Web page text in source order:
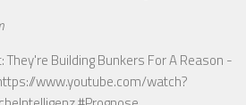
They're Building Bunkers For A Reason -
www.youtube.com/watch?